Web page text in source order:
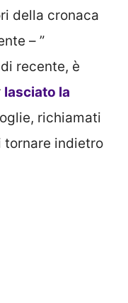
della cronaca
– ”
recente, è
lasciato la
richiamati
tornare indietro